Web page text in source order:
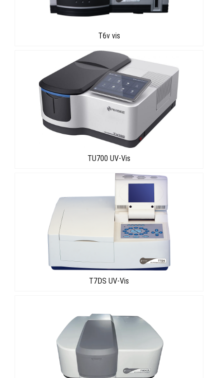
T6v vis
TU700 UV-Vis
T7DS UV-Vis